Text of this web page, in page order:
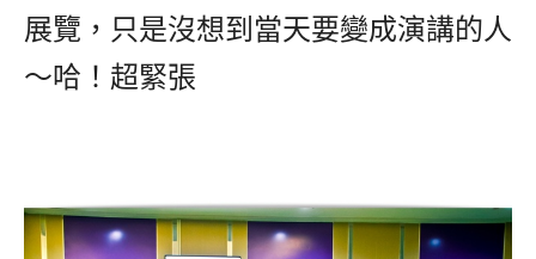
展覽，只是沒想到當天要變成演講的人
～哈！超緊張